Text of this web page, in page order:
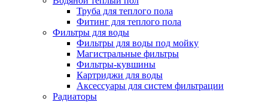
Труба для теплого пола
Фитинг для теплого пола
Фильтры для воды
Фильтры для воды под мойку
Магистральные фильтры
Фильтры-кувшины
Картриджи для воды
Аксессуары для систем фильтрации
Радиаторы